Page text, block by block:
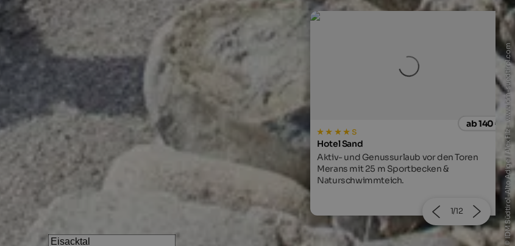
s
ab 140 €
Hotel Sand
Aktiv- und Genussurlaub vor den Toren
Merans mit 25 m Sportbecken &
ab
Falkensteiner Hotel Falkensteinerhof
Jetzt nur für kurze Zeit -20% auf Ihren
Sommerurlaub!
2/12 © IDM Südtirol-Alto Adige / Alex Filz - www.idm-suedtirol.com